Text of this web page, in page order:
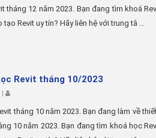
tháng 12 năm 2023. Bạn đang tìm khoá
Revit uy tín? Hãy liên hệ với trung tâ ...
Revit tháng 10/2023
|
tháng 10 năm 2023. Bạn đang làm về
10 năm 2023. Bạn đang tìm khoá học